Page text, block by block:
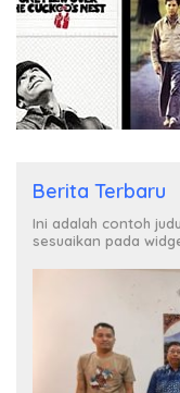
Berita Terbaru
Ini adalah contoh
sesuaikan pada